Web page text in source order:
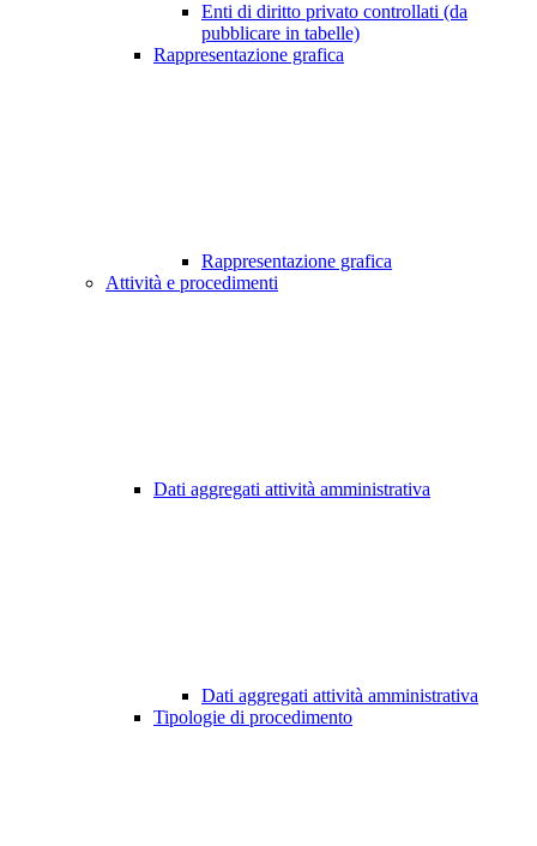
Enti di diritto privato controllati (da
pubblicare in tabelle)
Rappresentazione grafica
Rappresentazione grafica
Attività e procedimenti
Dati aggregati attività amministrativa
Dati aggregati attività amministrativa
Tipologie di procedimento